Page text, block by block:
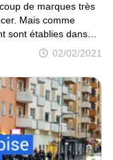
02/02/2021
de marques très
Mais comme
sont établies dans
originale